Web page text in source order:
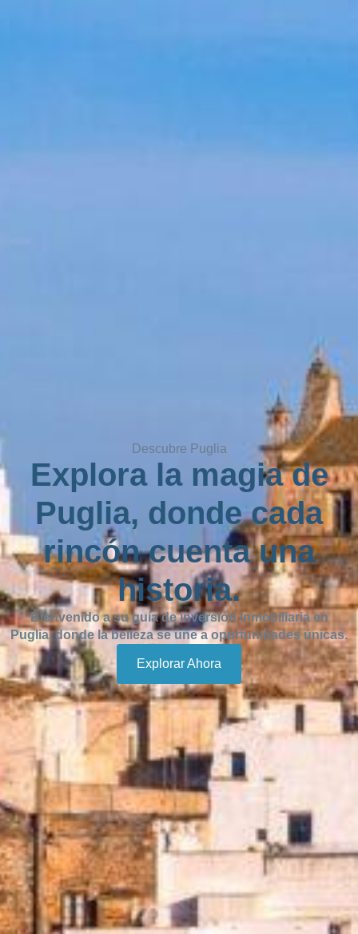
Descubre Puglia
Explora la magia de
Puglia, donde cada
rincón cuenta una
historia.
Bienvenido a su guía de inversión inmobiliaria en
Puglia, donde la belleza se une a oportunidades únicas.
Explorar Ahora